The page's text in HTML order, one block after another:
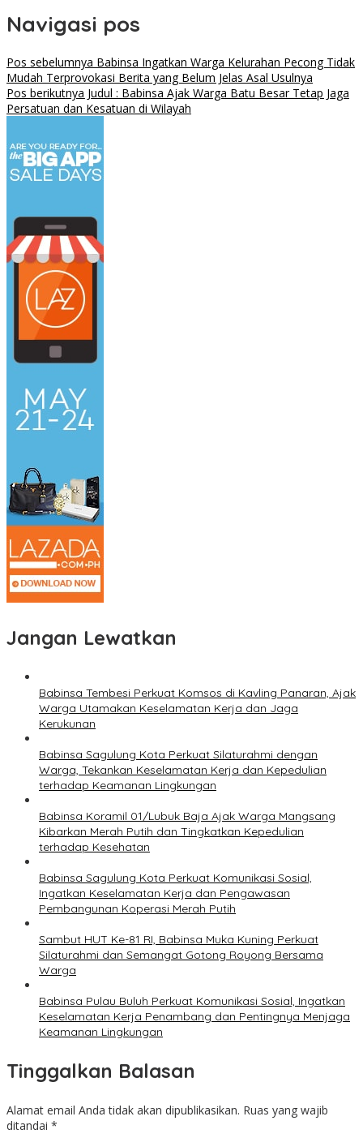
Navigasi pos
Pos sebelumnya Babinsa Ingatkan Warga Kelurahan Pecong Tidak
Mudah Terprovokasi Berita yang Belum Jelas Asal Usulnya
Pos berikutnya Judul : Babinsa Ajak Warga Batu Besar Tetap Jaga
Persatuan dan Kesatuan di Wilayah
Jangan Lewatkan
Babinsa Tembesi Perkuat Komsos di Kavling Panaran, Ajak
Warga Utamakan Keselamatan Kerja dan Jaga
Kerukunan
Babinsa Sagulung Kota Perkuat Silaturahmi dengan
Warga, Tekankan Keselamatan Kerja dan Kepedulian
terhadap Keamanan Lingkungan
Babinsa Koramil 01/Lubuk Baja Ajak Warga Mangsang
Kibarkan Merah Putih dan Tingkatkan Kepedulian
terhadap Kesehatan
Babinsa Sagulung Kota Perkuat Komunikasi Sosial,
Ingatkan Keselamatan Kerja dan Pengawasan
Pembangunan Koperasi Merah Putih
Sambut HUT Ke-81 RI, Babinsa Muka Kuning Perkuat
Silaturahmi dan Semangat Gotong Royong Bersama
Warga
Babinsa Pulau Buluh Perkuat Komunikasi Sosial, Ingatkan
Keselamatan Kerja Penambang dan Pentingnya Menjaga
Keamanan Lingkungan
Tinggalkan Balasan
Alamat email Anda tidak akan dipublikasikan. Ruas yang wajib
ditandai *